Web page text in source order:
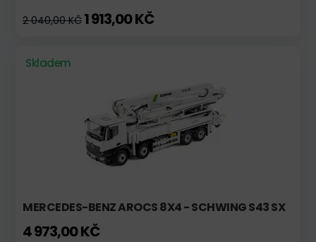
2 040,00 KČ 1 913,00 KČ
Skladem
MERCEDES-BENZ AROCS 8X4 - SCHWING S43 SX
4 973,00 KČ